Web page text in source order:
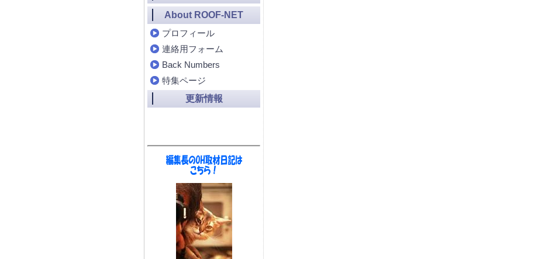
About ROOF-NET
プロフィール
連絡用フォーム
Back Numbers
特集ページ
更新情報